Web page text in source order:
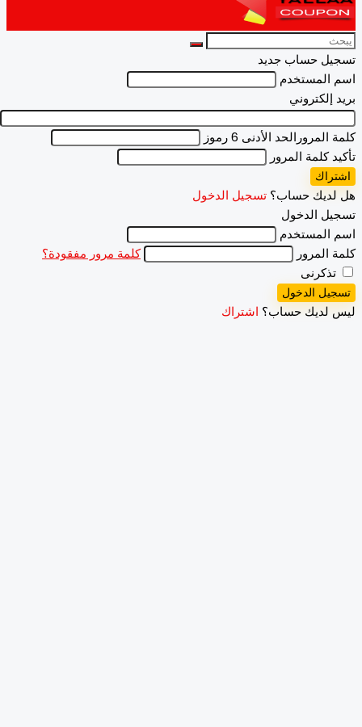
حساب جديد
المستخدم
إلكتروني
المرورالحد الأدنى 6 رموز
كلمة المرور
حساب؟تسجيل الدخول
الدخول
المستخدم
المرور
كلمة مرور مفقودة؟
الدخول
لديك حساب؟اشتراك